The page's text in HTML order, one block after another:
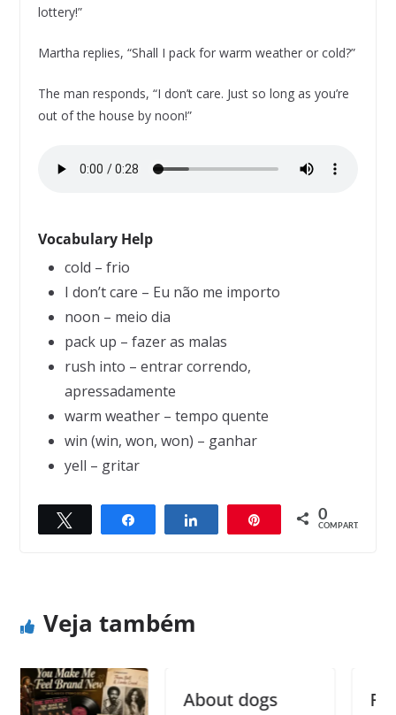
lottery!”
Martha replies, “Shall I pack for warm weather or cold?”
The man responds, “I don’t care. Just so long as you’re
out of the house by noon!”
Vocabulary Help
cold – frio
I don’t care – Eu não me importo
noon – meio dia
pack up – fazer as malas
rush into – entrar correndo,
apressadamente
warm weather – tempo quente
win (win, won, won) – ganhar
yell – gritar
Compartilhar Compartilhar 0
COMPART.
← Previous
Next →
Veja também
About dogs